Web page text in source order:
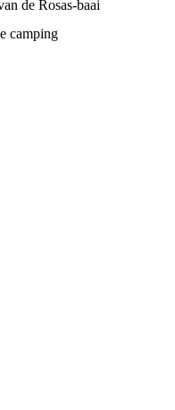
de Rosas-baai
camping